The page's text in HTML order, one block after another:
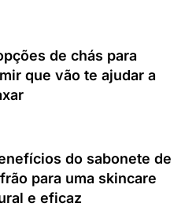
de chás para
que vão te ajudar a
do sabonete de
para uma skincare
e eficaz